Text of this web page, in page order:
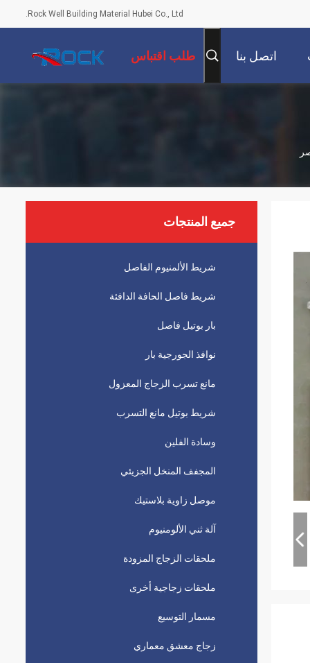
Rock Well Building Material Hubei Co., Ltd.
اتصل بنا طلب اقتباس
جميع المنتجات
شريط الألمنيوم الفاصل
شريط فاصل الحافة الدافئة
بار بوتيل فاصل
نوافذ الجورجية بار
مانع تسرب الزجاج المعزول
شريط بوتيل مانع التسرب
وسادة الفلين
المجفف المنخل الجزيئي
موصل زاوية بلاستيك
آلة ثني الألومنيوم
ملحقات الزجاج المزودة
ملحقات زجاجية أخرى
مسمار التوسيع
زجاج معشق معماري